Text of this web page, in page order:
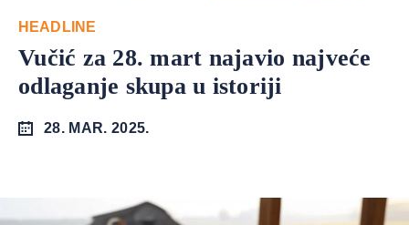
HEADLINE
Vučić za 28. mart najavio najveće
odlaganje skupa u istoriji
28. MAR. 2025.